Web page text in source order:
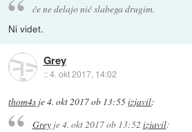
če ne delajo nič slabega drugim.
Ni videt.
Grey
::4. okt 2017, 14:02
thom4s je4. okt 2017 ob 13:55izjavil:
Greyje4. okt 2017 ob 13:52 izjavil: